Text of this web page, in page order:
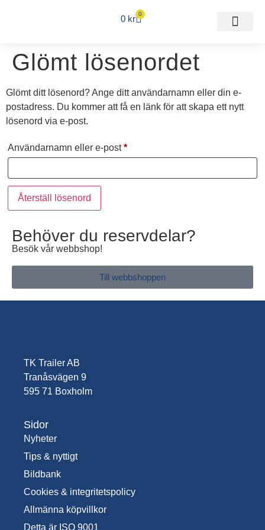
0 kr 0
Glömt lösenordet
Glömt ditt lösenord? Ange ditt användarnamn eller din e-
postadress. Du kommer att få en länk för att skapa ett nytt
lösenord via e-post.
Användarnamn eller e-post*
Återställ lösenord
Behöver du reservdelar?
Besök vår webbshop!
Till webbshoppen
TK Trailer AB
Tranåsvägen 9
595 71 Boxholm
Sidor
Nyheter
Tips & nyttigt
Bildbank
Cookies & integritetspolicy
Allmänna köpvillkor
Detta är ISO 9001